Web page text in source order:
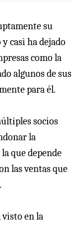
su
casi ha dejado
como la
algunos de sus
para él.
socios
la
que depende
las ventas que
visto en la